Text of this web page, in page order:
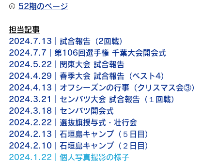
⚾️ 52期のページ
担当記事
2024.7.13｜試合報告（2回戦）
2024.7.7｜第106回選手権 千葉大会開会式
2024.5.22｜関東大会 試合報告
2024.4.29｜春季大会 試合報告（ベスト4）
2024.4.13｜オフシーズンの行事（クリスマス会③）
2024.3.21｜センバツ大会 試合報告（１回戦）
2024.3.18｜センバツ開会式
2024.2.22｜選抜旗授与式・壮行会
2024.2.13｜石垣島キャンプ（５日目）
2024.2.10｜石垣島キャンプ（２日目）
2024.1.22｜個人写真撮影の様子